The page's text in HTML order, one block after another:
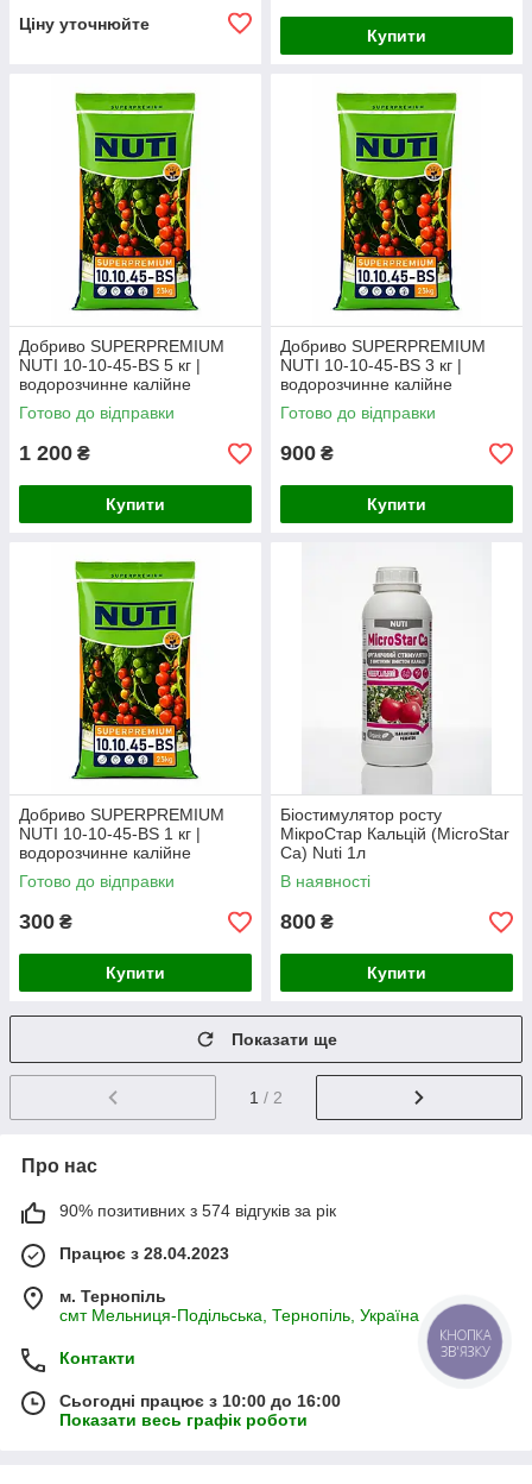
Ціну уточнюйте
Купити
Добриво SUPERPREMIUM
NUTI 10-10-45-BS 5 кг |
водорозчинне калійне
добриво (фасоване з мішка)
Готово до відправки
1 200 ₴
Купити
Добриво SUPERPREMIUM
NUTI 10-10-45-BS 3 кг |
водорозчинне калійне
добриво (фасоване з мішка)
Готово до відправки
900 ₴
Купити
Добриво SUPERPREMIUM
NUTI 10-10-45-BS 1 кг |
водорозчинне калійне
добриво (фасоване з мішка)
Готово до відправки
300 ₴
Купити
Біостимулятор росту
МікроСтар Кальцій (MicroStar
Ca) Nuti 1л
В наявності
800 ₴
Купити
Показати ще
1 / 2
Про нас
90% позитивних з 574 відгуків за рік
Працює з 28.04.2023
м. Тернопіль
смт Мельниця-Подільська, Тернопіль, Україна
Контакти
Сьогодні працює з 10:00 до 16:00
Показати весь графік роботи
КНОПКА
ЗВ'ЯЗКУ